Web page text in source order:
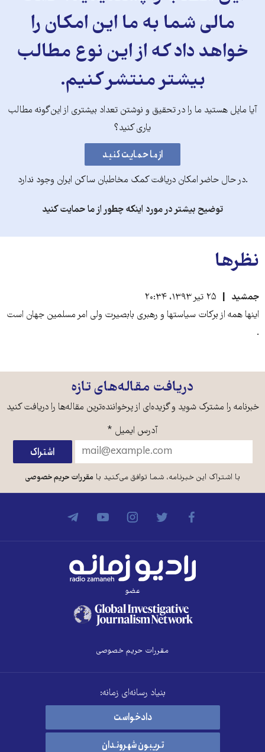
مالی شما به ما این امکان را
خواهد داد که از این نوع مطالب
بیشتر منتشر کنیم.
آیا مایل هستید ما را در تحقیق و نوشتن تعداد بیشتری از این‌گونه مطالب
یاری کنید؟
.در حال حاضر امکان دریافت کمک مخاطبان ساکن ایران وجود ندارد
توضیح بیشتر در مورد اینکه چطور از ما حمایت کنید
نظرها
جمشید
۲۵ تیر ۱۳۹۳، ۲۰:۳۴
اینها همه از برکات سیاستها و رهبری بابصیرت ولی امر مسلمین جهان است
.
دریافت مقاله‌های تازه
خبرنامه را مشترک شوید و گزیده‌ای از پرخواننده‌ترین مقاله‌ها را دریافت کنید
آدرس ایمیل *
با اشتراک این خبرنامه، شما توافق می‌کنید بامقررات حریم خصوصی
عضو
مقررات حریم خصوصی
بنیاد رسانه‌ای زمانه:
دادخواست
تریبون شهروندان